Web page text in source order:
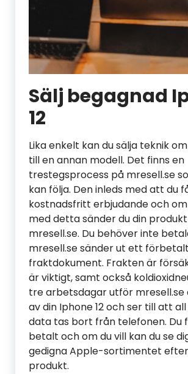
Sälj begagnad
12
Lika enkelt kan du sälja teknik
till en annan modell. Det finns en
trestegsprocess på mresell.se
kan följa. Den inleds med att du
kostnadsfritt erbjudande och
med detta sänder du din
mresell.se. Du behöver inte
mresell.se sänder ut ett förbetalt
fraktdokument. Frakten är
är viktigt, samt också
tre arbetsdagar utför mresell.se
av din Iphone 12 och ser till att
data tas bort från telefonen. Du
betalt och om du vill kan du se
gedigna Apple-sortimentet
produkt.